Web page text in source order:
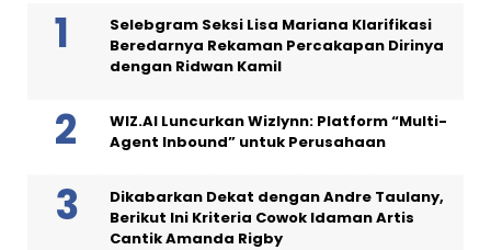
Selebgram Seksi Lisa Mariana Klarifikasi
Beredarnya Rekaman Percakapan Dirinya
dengan Ridwan Kamil
WIZ.AI Luncurkan Wizlynn: Platform “Multi-
Agent Inbound” untuk Perusahaan
Dikabarkan Dekat dengan Andre Taulany,
Berikut Ini Kriteria Cowok Idaman Artis
Cantik Amanda Rigby